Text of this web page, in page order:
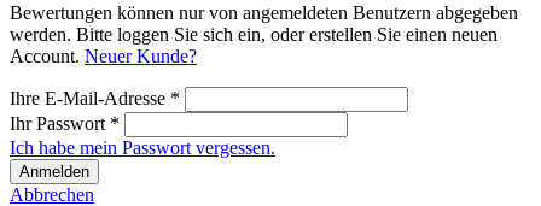
Bewertungen können nur von angemeldeten Benutzern abgegeben
werden. Bitte loggen Sie sich ein, oder erstellen Sie einen neuen
Account. Neuer Kunde?
Ihre E-Mail-Adresse *
Ihr Passwort *
Ich habe mein Passwort vergessen.
Anmelden
Abbrechen